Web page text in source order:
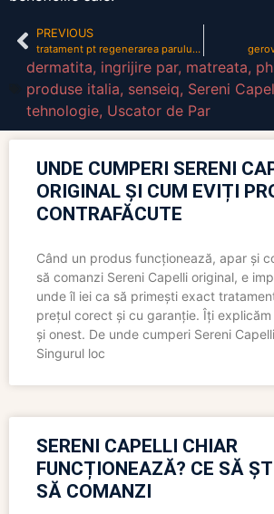
PREVIOUS
tratament pt regenerarea parului la femei
dermatita, ingrijire par, matreata,
produse italia, senseiq, Sereni
tehnologie, Uscator de Par
UNDE CUMPERI SERENI
ORIGINAL ȘI CUM EVIȚI
CONTRAFĂCUTE
Când un produs funcționează, apar și
să comanzi Sereni Capelli original, e
unde îl iei ca să primești exact
prețul corect și cu garanție. Îți explicăm
și onest. De unde cumperi Sereni
Singurul loc
SERENI CAPELLI CHIAR
FUNCȚIONEAZĂ? CE SĂ
SĂ COMANZI